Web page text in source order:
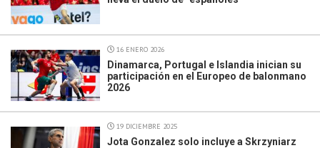
16 ENERO 2026
Dinamarca, Portugal e Islandia inician su
participación en el Europeo de balonmano
2026
19 DICIEMBRE 2025
Jota Gonzalez solo incluye a Skrzyniarz